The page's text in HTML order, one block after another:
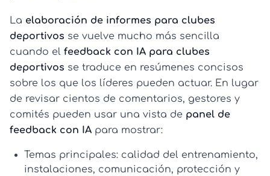
La elaboración de informes para clubes
deportivos se vuelve mucho más sencilla
cuando el feedback con IA para clubes
deportivos se traduce en resúmenes concisos
sobre los que los líderes pueden actuar. En lugar
de revisar cientos de comentarios, gestores y
comités pueden usar una vista de panel de
feedback con IA para mostrar:
Temas principales: calidad del entrenamiento,
instalaciones, comunicación, protección y